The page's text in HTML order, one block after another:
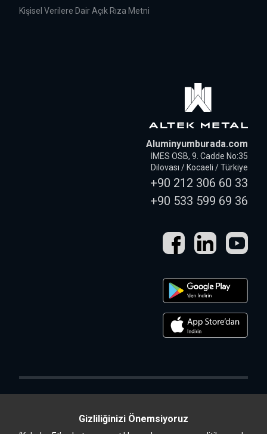
Kişisel Verilere Dair Açık Rıza Metni
Aluminyumburada.com
İMES OSB, 9. Cadde No:35
Dilovası / Kocaeli / Türkiye
+90 212 306 60 33
+90 533 599 69 36
Gizliliğinizi Önemsiyoruz